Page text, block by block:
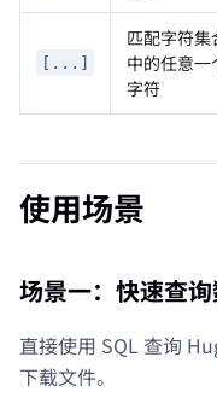
[...]
匹配字符集
中的任意一
字符
使用场景
场景一：快速查
直接使用 SQL 查询
下载文件。